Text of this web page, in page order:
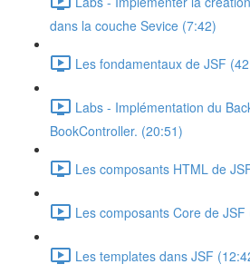
dans la couche Sevice (7:42)
Les fondamentaux de JSF
Labs - Implémentation du
BookController. (20:51)
Les composants HTML de
Les composants Core de JSF
Les templates dans JSF